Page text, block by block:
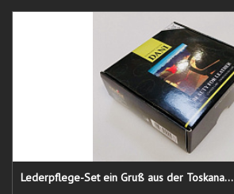
Lederpflege-Set ein Gruß aus der Toskana...